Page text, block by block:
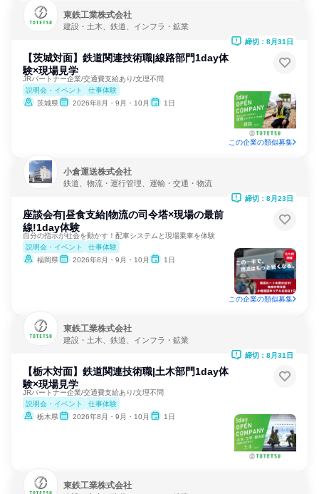
東鉄工業株式会社
建設・土木、鉄道、インフラ・鉱業
【茨城対面】鉄道関連技術職|線路部門1day体
験×現場見学
JRパートナー企業/交通費支給あり/文理不問
説明会・イベント
仕事体験
茨城県
2026年8月・9月・10月 1日
締切：8月31日
この企業の類似募集
小倉運送株式会社
鉄道、物流・運行管理、運輸・交通・物流
座談会有|昼食支給|物流の司令塔×現場の最前
線!1day体験
自分の指示が社会を動かす！配車システムと現場乗車を体験
説明会・イベント
仕事体験
福岡県
2026年8月・9月・10月 1日
締切：8月23日
この企業の類似募集
東鉄工業株式会社
建設・土木、鉄道、インフラ・鉱業
【栃木対面】鉄道関連技術職|土木部門1day体
験×現場見学
JRパートナー企業/交通費支給あり/文理不問
説明会・イベント
仕事体験
栃木県
2026年8月・9月・10月 1日
締切：8月31日
東鉄工業株式会社